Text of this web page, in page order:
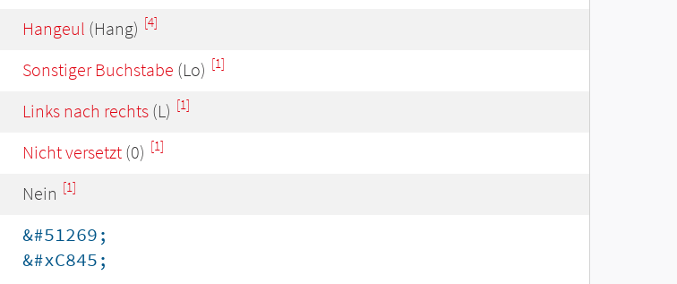
Hangeul (Hang) [4]
Sonstiger Buchstabe (Lo) [1]
Links nach rechts (L) [1]
Nicht versetzt (0) [1]
Nein [1]
&#51269;
&#xC845;